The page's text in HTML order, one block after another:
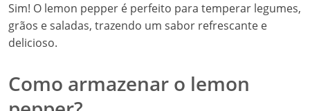
Sim! O lemon pepper é perfeito para temperar legumes,
grãos e saladas, trazendo um sabor refrescante e
delicioso.
Como armazenar o lemon